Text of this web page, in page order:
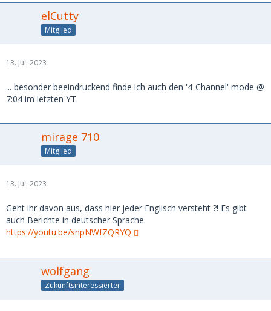
elCutty
Mitglied
13. Juli 2023
... besonder beeindruckend finde ich auch den '4-Channel' mode @
7:04 im letzten YT.
mirage 710
Mitglied
13. Juli 2023
Geht ihr davon aus, dass hier jeder Englisch versteht ?! Es gibt
auch Berichte in deutscher Sprache.
https://youtu.be/snpNWfZQRYQ
wolfgang
Zukunftsinteressierter